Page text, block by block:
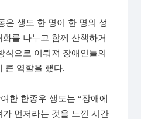
은 생도 한 명이 한 명의 성
를 나누고 함께 산책하거
식으로 이뤄져 장애인들의
큰 역할을 했다.
한 한종우 생도는 “장애에
먼저라는 것을 느낀 시간